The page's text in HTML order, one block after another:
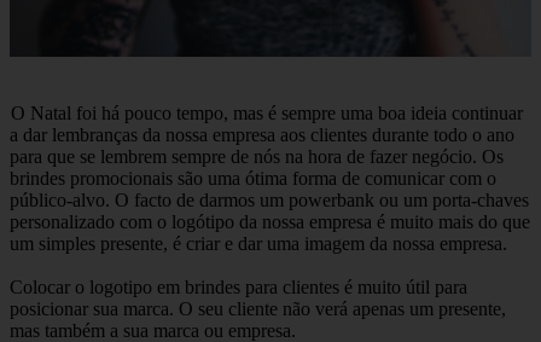
O Natal foi há pouco tempo, mas é sempre uma boa ideia continuar
a dar lembranças da nossa empresa aos clientes durante todo o ano
para que se lembrem sempre de nós na hora de fazer negócio. Os
brindes promocionais são uma ótima forma de comunicar com o
público-alvo. O facto de darmos um powerbank ou um porta-chaves
personalizado com o logótipo da nossa empresa é muito mais do que
um simples presente, é criar e dar uma imagem da nossa empresa.
Colocar o logotipo em brindes para clientes é muito útil para
posicionar sua marca. O seu cliente não verá apenas um presente,
mas também a sua marca ou empresa.